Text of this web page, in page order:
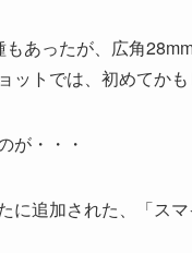
あったが、広角28mm
トでは、初めてかも
が・・・
に追加された、「ス